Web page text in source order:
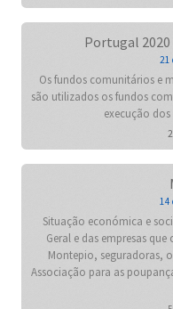
Portugal
21
Os fundos comunitários e
são utilizados os fundos
execução
14
Situação económica e
Geral e das empresas
Montepio, seguradoras,
Associação para as